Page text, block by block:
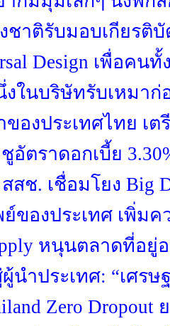
ชาติรับมอบเกียรติ
Design เพื่อคนทั้
งในบริษัทรับเหมาก่
องประเทศไทย เ
อัตราดอกเบี้ย
สช. เชื่อมโยง Big
ของประเทศ เพิ่ม
หนุนตลาดที่อยู่
นำประเทศ: “เศรษ
Zero